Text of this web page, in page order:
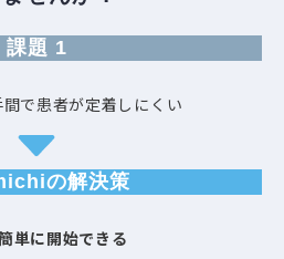
課題 1
で患者が定着しにくい
の解決策
単に開始できる​